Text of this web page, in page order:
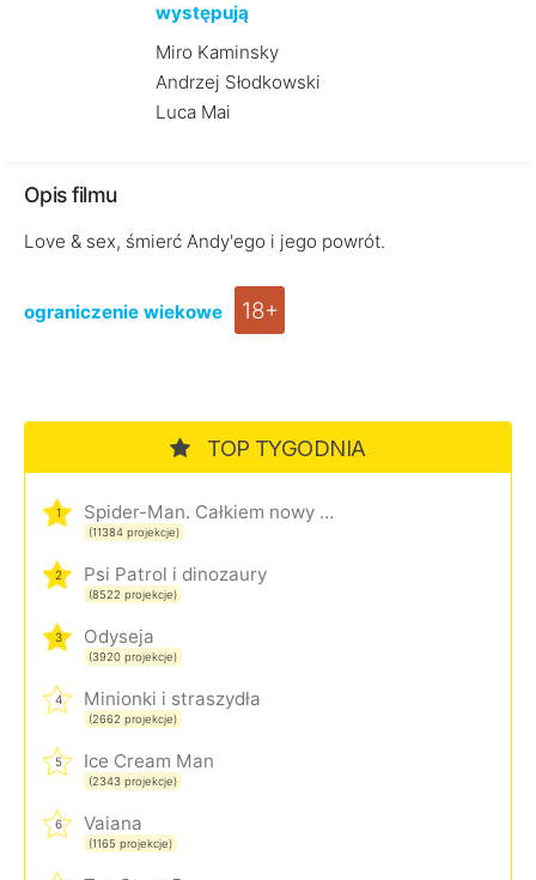
występują
Miro Kaminsky
Andrzej Słodkowski
Luca Mai
Opis filmu
Love & sex, śmierć Andy'ego i jego powrót.
ograniczenie wiekowe 18+
TOP TYGODNIA
1 Spider-Man. Całkiem nowy dzień
(11384 projekcje)
2 Psi Patrol i dinozaury
(8522 projekcje)
3 Odyseja
(3920 projekcje)
4 Minionki i straszydła
(2662 projekcje)
5 Ice Cream Man
(2343 projekcje)
6 Vaiana
(1165 projekcje)